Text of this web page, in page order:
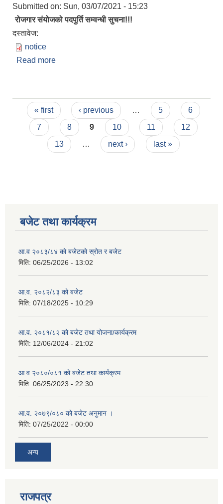
Submitted on: Sun, 03/07/2021 - 15:23
रोजगार संयोजको पदपुर्ति सम्वन्धी सुचना!!!
दस्तावेज:
notice
Read more
Pages
« first ‹ previous … 5
6
7
8 9 10 11
12
13
… next › last »
बजेट तथा कार्यक्रम
आ.व २०८३/८४ को बजेटको स्रोत र बजेट
मिति: 06/25/2026 - 13:02
आ.व. २०८२/८३ को बजेट
मिति: 07/18/2025 - 10:29
आ.व. २०८१/८२ को बजेट तथा योजना/कार्यक्रम
मिति: 12/06/2024 - 21:02
आ.व २०८०/०८१ को बजेट तथा कार्यक्रम
मिति: 06/25/2023 - 22:30
आ.व. २०७९/०८० को बजेट अनुमान ।
मिति: 07/25/2022 - 00:00
अन्य
राजपत्र